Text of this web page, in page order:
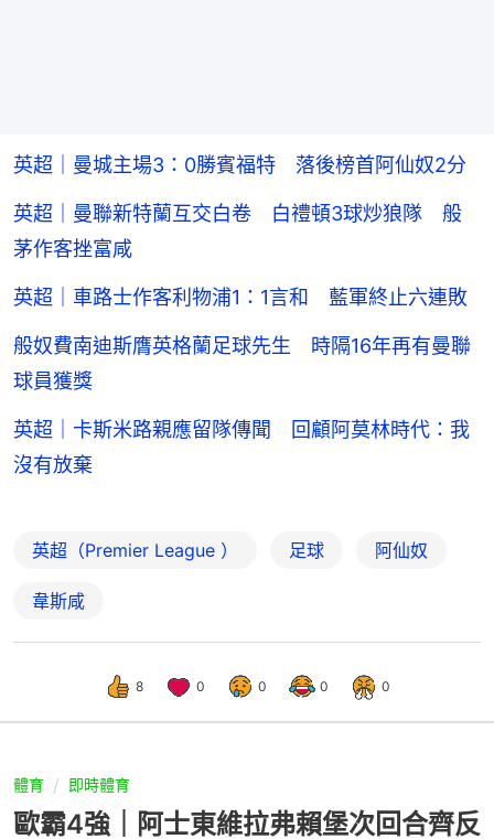
英超｜曼城主場3：0勝賓福特 落後榜首阿仙奴2分
英超｜曼聯新特蘭互交白卷 白禮頓3球炒狼隊 般
茅作客挫富咸
英超｜車路士作客利物浦1：1言和 藍軍終止六連敗
般奴費南迪斯膺英格蘭足球先生 時隔16年再有曼聯
球員獲獎
英超｜卡斯米路親應留隊傳聞 回顧阿莫林時代：我
沒有放棄
英超（Premier League ） 足球 阿仙奴
韋斯咸
8 0 0 0 0
體育 即時體育
歐霸4強｜阿士東維拉弗賴堡次回合齊反